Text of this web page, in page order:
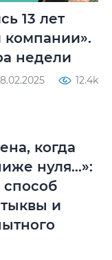
13 лет
компании».
недели
12.4k
когда
нуля…»:
и